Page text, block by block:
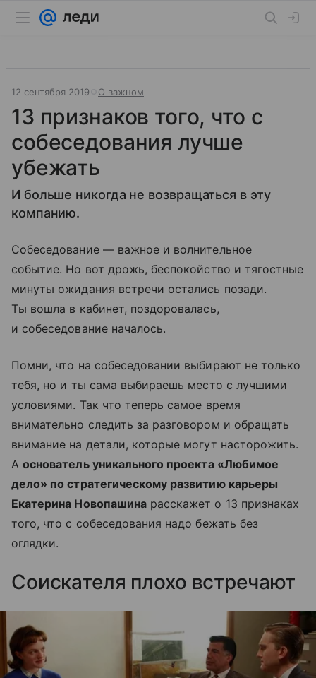
12 сентября 2019 О важном
13 признаков того, что с
собеседования лучше
убежать
И больше никогда не возвращаться в эту
компанию.
Собеседование — важное и волнительное
событие. Но вот дрожь, беспокойство и тягостные
минуты ожидания встречи остались позади.
Ты вошла в кабинет, поздоровалась,
и собеседование началось.
Помни, что на собеседовании выбирают не только
тебя, но и ты сама выбираешь место с лучшими
условиями. Так что теперь самое время
внимательно следить за разговором и обращать
внимание на детали, которые могут насторожить.
Аоснователь уникального проекта «Любимое
дело» по стратегическому развитию карьеры
Екатерина Новопашинарасскажет о 13 признаках
того, что с собеседования надо бежать без
оглядки.
Соискателя плохо встречают